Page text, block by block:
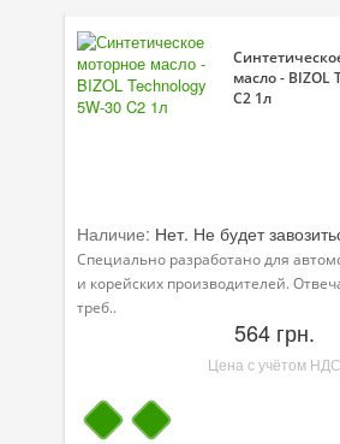
масло - BIZOL
C2 1л
Наличие: Нет. Не будет
Специально разработано для
и корейских производителей.
треб..
564 грн.
Цена с учётом НДС